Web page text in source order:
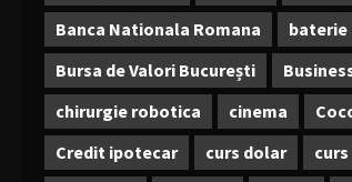
Banca Nationala Romana
Bursa de Valori București
chirurgie robotica
cinema
Credit ipotecar
curs dolar